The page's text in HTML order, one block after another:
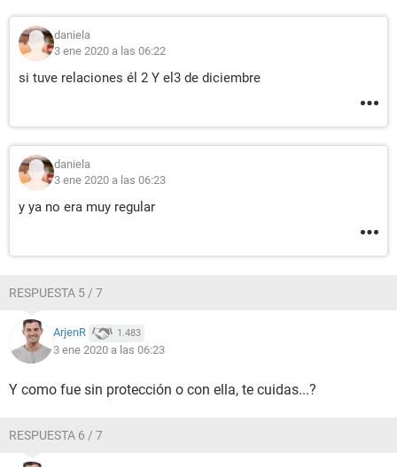
daniela
3 ene 2020 a las 06:22
si tuve relaciones él 2 Y el3 de diciembre
daniela
3 ene 2020 a las 06:23
y ya no era muy regular
RESPUESTA 5 / 7
ArjenR 1.483
3 ene 2020 a las 06:23
Y como fue sin protección o con ella, te cuidas...?
RESPUESTA 6 / 7